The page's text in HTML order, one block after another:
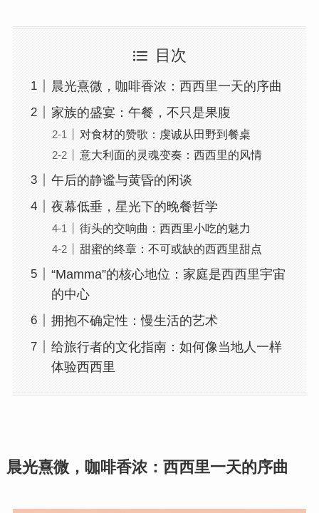
目次
晨光熹微，咖啡香浓：西西里一天的序曲
家族的盛宴：午餐，不只是果腹
对食材的赞歌：虔诚从田野到餐桌
意大利面的灵魂变奏：西西里的风情
午后的静谧与黄昏的闲谈
夜幕低垂，星光下的晚餐哲学
街头的交响曲：西西里小吃的魅力
甜蜜的终章：不可或缺的西西里甜点
“Mamma”的核心地位：家庭是西西里宇宙
的中心
拥抱不确定性：慢生活的艺术
给旅行者的文化指南：如何像当地人一样
体验西西里
晨光熹微，咖啡香浓：西西里一天的序曲